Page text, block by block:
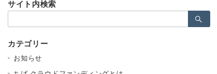
サイト内検索
索：
カテゴリー
お知らせ